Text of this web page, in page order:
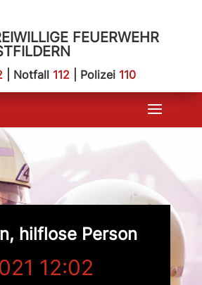
FEUERWEHR
| Notfall 112| Polizei 110
hilflose Person
12:02